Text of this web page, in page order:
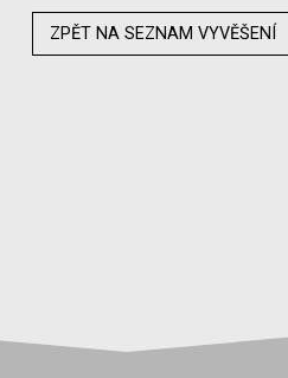
ZPĚT NA SEZNAM VYVĚŠENÍ